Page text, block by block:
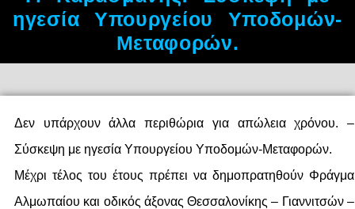
ηγεσία Υπουργείου Υποδομών-
Μεταφορών.
Δεν υπάρχουν άλλα περιθώρια για απώλεια χρόνου. –
Σύσκεψη με ηγεσία Υπουργείου Υποδομών-Μεταφορών.
Μέχρι τέλος του έτους πρέπει να δημοπρατηθούν Φράγμα
Αλμωπαίου και οδικός άξονας Θεσσαλονίκης – Γιαννιτσών –